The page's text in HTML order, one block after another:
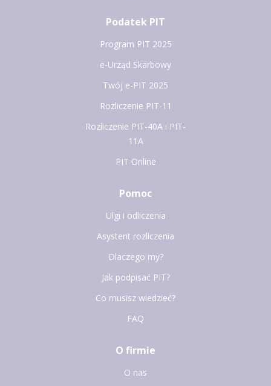
Podatek PIT
Program PIT 2025
e-Urząd Skarbowy
Twój e-PIT 2025
Rozliczenie PIT-11
Rozliczenie PIT-40A i PIT-
11A
PIT Online
Pomoc
Ulgi i odliczenia
Asystent rozliczenia
Dlaczego my?
Jak podpisać PIT?
Co musisz wiedzieć?
FAQ
O firmie
O nas